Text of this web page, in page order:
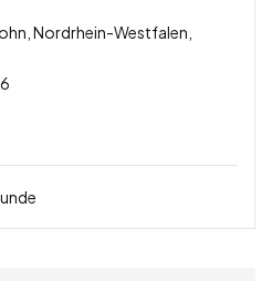
Nordrhein-Westfalen,